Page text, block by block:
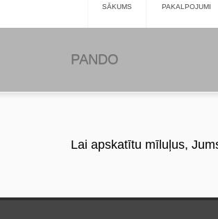
SĀKUMS PAKALPOJUMI
PANDO
Lai apskatītu mīluļus,